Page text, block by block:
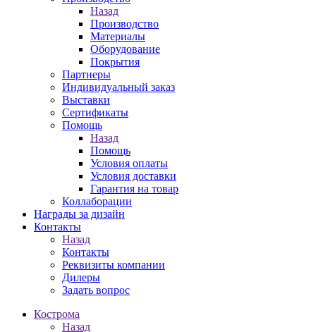
Назад
Производство
Материалы
Оборудование
Покрытия
Партнеры
Индивидуальный заказ
Выставки
Сертификаты
Помощь
Назад
Помощь
Условия оплаты
Условия доставки
Гарантия на товар
Коллаборации
Награды за дизайн
Контакты
Назад
Контакты
Реквизиты компании
Дилеры
Задать вопрос
Кострома
Назад